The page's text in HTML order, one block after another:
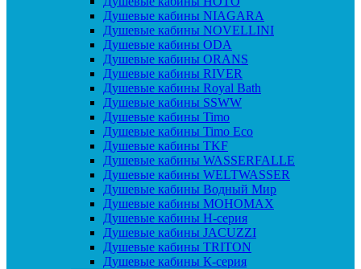
Душевые кабины NIAGARA
Душевые кабины NOVELLINI
Душевые кабины ODA
Душевые кабины ORANS
Душевые кабины RIVER
Душевые кабины Royal Bath
Душевые кабины SSWW
Душевые кабины Timo
Душевые кабины Timo Eco
Душевые кабины TKF
Душевые кабины WASSERFALLE
Душевые кабины WELTWASSER
Душевые кабины Водный Мир
Душевые кабины МОНОМАХ
Душевые кабины H-серия
Душевые кабины JACUZZI
Душевые кабины TRITON
Душевые кабины К-серия